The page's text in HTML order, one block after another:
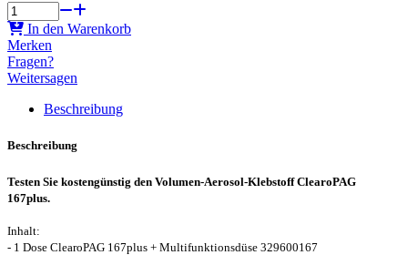
In den Warenkorb
Merken
Fragen?
Weitersagen
Beschreibung
Beschreibung
Testen Sie kostengünstig den Volumen-Aerosol-Klebstoff ClearoPAG
167plus.
Inhalt:
- 1 Dose ClearoPAG 167plus + Multifunktionsdüse 329600167